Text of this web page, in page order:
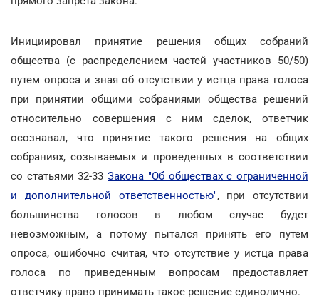
Инициировал принятие решения общих собраний
общества (с распределением частей участников 50/50)
путем опроса и зная об отсутствии у истца права голоса
при принятии общими собраниями общества решений
относительно совершения с ним сделок, ответчик
осознавал, что принятие такого решения на общих
собраниях, созываемых и проведенных в соответствии
со статьями 32-33Закона "Об обществах с ограниченной
и дополнительной ответственностью", при отсутствии
большинства голосов в любом случае будет
невозможным, а потому пытался принять его путем
опроса, ошибочно считая, что отсутствие у истца права
голоса по приведенным вопросам предоставляет
ответчику право принимать такое решение единолично.